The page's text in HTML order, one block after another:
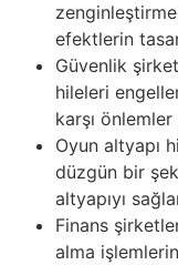
efektlerin
Güvenlik
hileleri
karşı
Oyun altyapı
düzgün bir
altyapıyı
Finans
alma